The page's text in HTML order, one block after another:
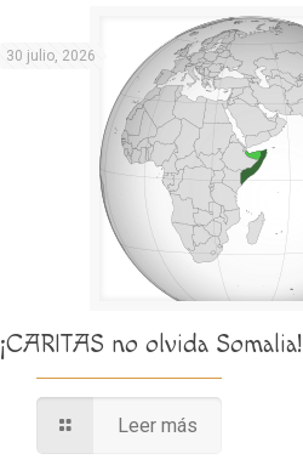
30 julio, 2026
¡CARITAS no olvida Somalia!
Leer más